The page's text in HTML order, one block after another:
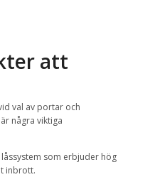
att
val av portar och
några viktiga
som erbjuder hög
inbrott.